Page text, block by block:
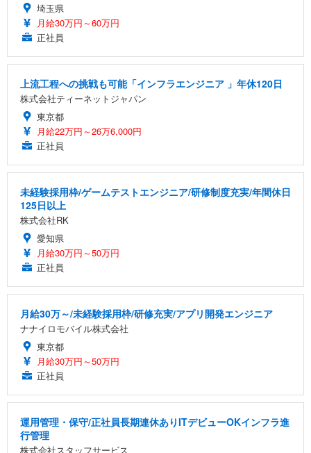
埼玉県
月給30万円～60万円
正社員
上流工程への挑戦も可能「インフラエンジニア 」年休120日
株式会社ティーネットジャパン
東京都
月給22万円～26万6,000円
正社員
未経験採用枠/ゲームテストエンジニア/研修制度充実/年間休日
125日以上
株式会社RK
愛知県
月給30万円～50万円
正社員
月給30万～/未経験採用枠/研修充実/アプリ開発エンジニア
ナナイロモバイル株式会社
東京都
月給30万円～50万円
正社員
運用管理・保守/正社員長期連休ありITデビューOKインフラ進
行管理
株式会社スタッフサービス